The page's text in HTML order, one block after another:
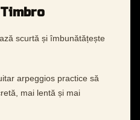
scurtă și îmbunătățește
arpeggios practice să
mai lentă și mai